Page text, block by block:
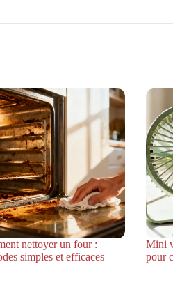
nettoyer un four :
simples et efficaces
Mini
pour